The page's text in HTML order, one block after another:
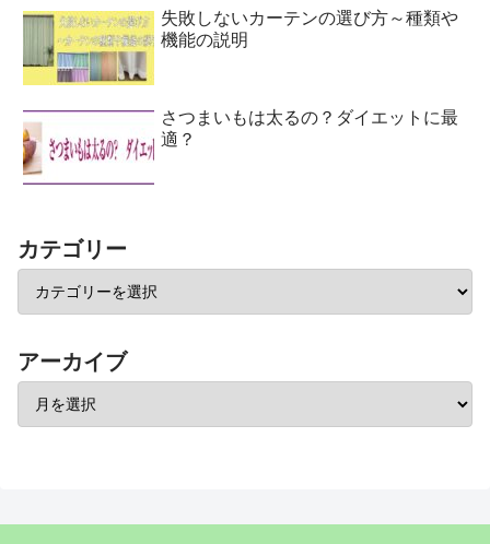
失敗しないカーテンの選び方～種類や
機能の説明
さつまいもは太るの？ダイエットに最
適？
カテゴリー
アーカイブ